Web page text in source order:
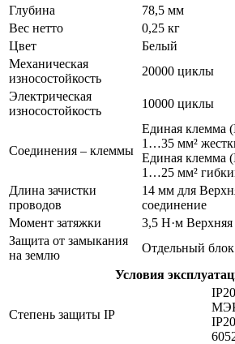
Глубина
78,5 мм
Вес нетто
0,25 кг
Цвет
Белый
Механическая
износостойкость
20000 циклы
Электрическая
износостойкость
10000 циклы
Соединения – клеммы
Единая клемма
1…35 мм²
Единая клемма
1…25 мм²
Длина зачистки
проводов
14 мм для
соединение
Момент затяжки
3,5 Н·м
Защита от замыкания
на землю
Отдельный блок
Условия
Степень защиты IP